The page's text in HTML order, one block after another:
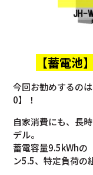
【蓄電池】
今回お勧めするの
0】！
自家消費にも、長
デル。
蓄電容量9.5kWhの
ン5.5、特定負荷の